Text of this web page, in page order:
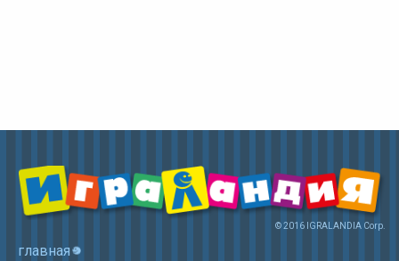
© 2016 IGRALANDIA Corp.
главная